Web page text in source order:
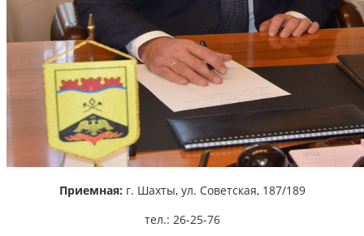
Приемная: г. Шахты, ул. Советская, 187/189
тел.: 26-25-76